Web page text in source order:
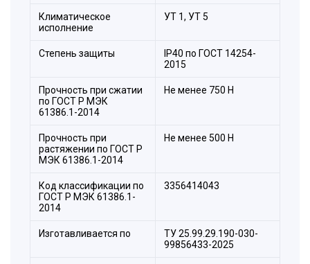
Климатическое
исполнение
УТ 1, УТ 5
Степень защиты
IP40 по ГОСТ 14254-
2015
Прочность при сжатии
по ГОСТ Р МЭК
61386.1-2014
Не менее 750 H
Прочность при
растяжении по ГОСТ Р
МЭК 61386.1-2014
Не менее 500 Н
Код классификации по
ГОСТ Р МЭК 61386.1-
2014
3356414043
Изготавливается по
ТУ 25.99.29.190-030-
99856433-2025